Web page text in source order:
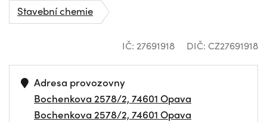
Stavební chemie
IČ: 27691918 DIČ: CZ27691918
Adresa provozovny
Bochenkova 2578/2, 74601 Opava
Bochenkova 2578/2, 74601 Opava